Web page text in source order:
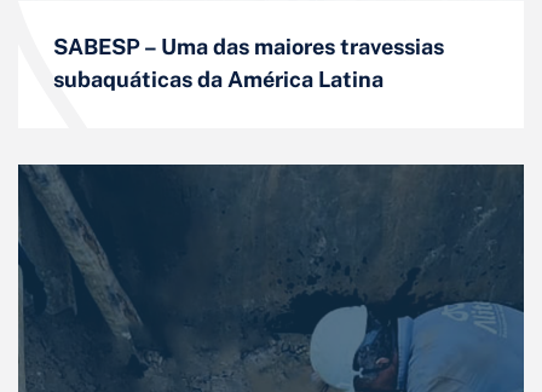
SABESP – Uma das maiores travessias
subaquáticas da América Latina